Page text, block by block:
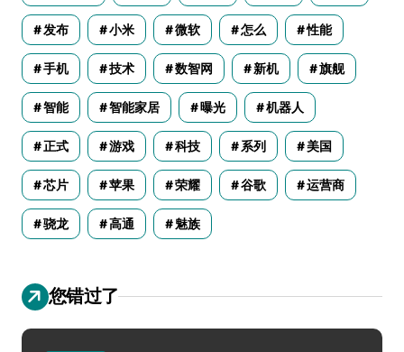
发布 小米 微软 怎么 性能
手机 技术 数智网 新机 旗舰
智能 智能家居 曝光 机器人
正式 游戏 科技 系列 美国
芯片 苹果 荣耀 谷歌 运营商
骁龙 高通 魅族
您错过了